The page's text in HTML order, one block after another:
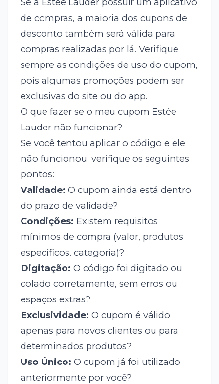
Se a Estée Lauder possuir um aplicativo
de compras, a maioria dos cupons de
desconto também será válida para
compras realizadas por lá. Verifique
sempre as condições de uso do cupom,
pois algumas promoções podem ser
exclusivas do site ou do app.
O que fazer se o meu cupom Estée
Lauder não funcionar?
Se você tentou aplicar o código e ele
não funcionou, verifique os seguintes
pontos:
Validade: O cupom ainda está dentro
do prazo de validade?
Condições: Existem requisitos
mínimos de compra (valor, produtos
específicos, categoria)?
Digitação: O código foi digitado ou
colado corretamente, sem erros ou
espaços extras?
Exclusividade: O cupom é válido
apenas para novos clientes ou para
determinados produtos?
Uso Único: O cupom já foi utilizado
anteriormente por você?